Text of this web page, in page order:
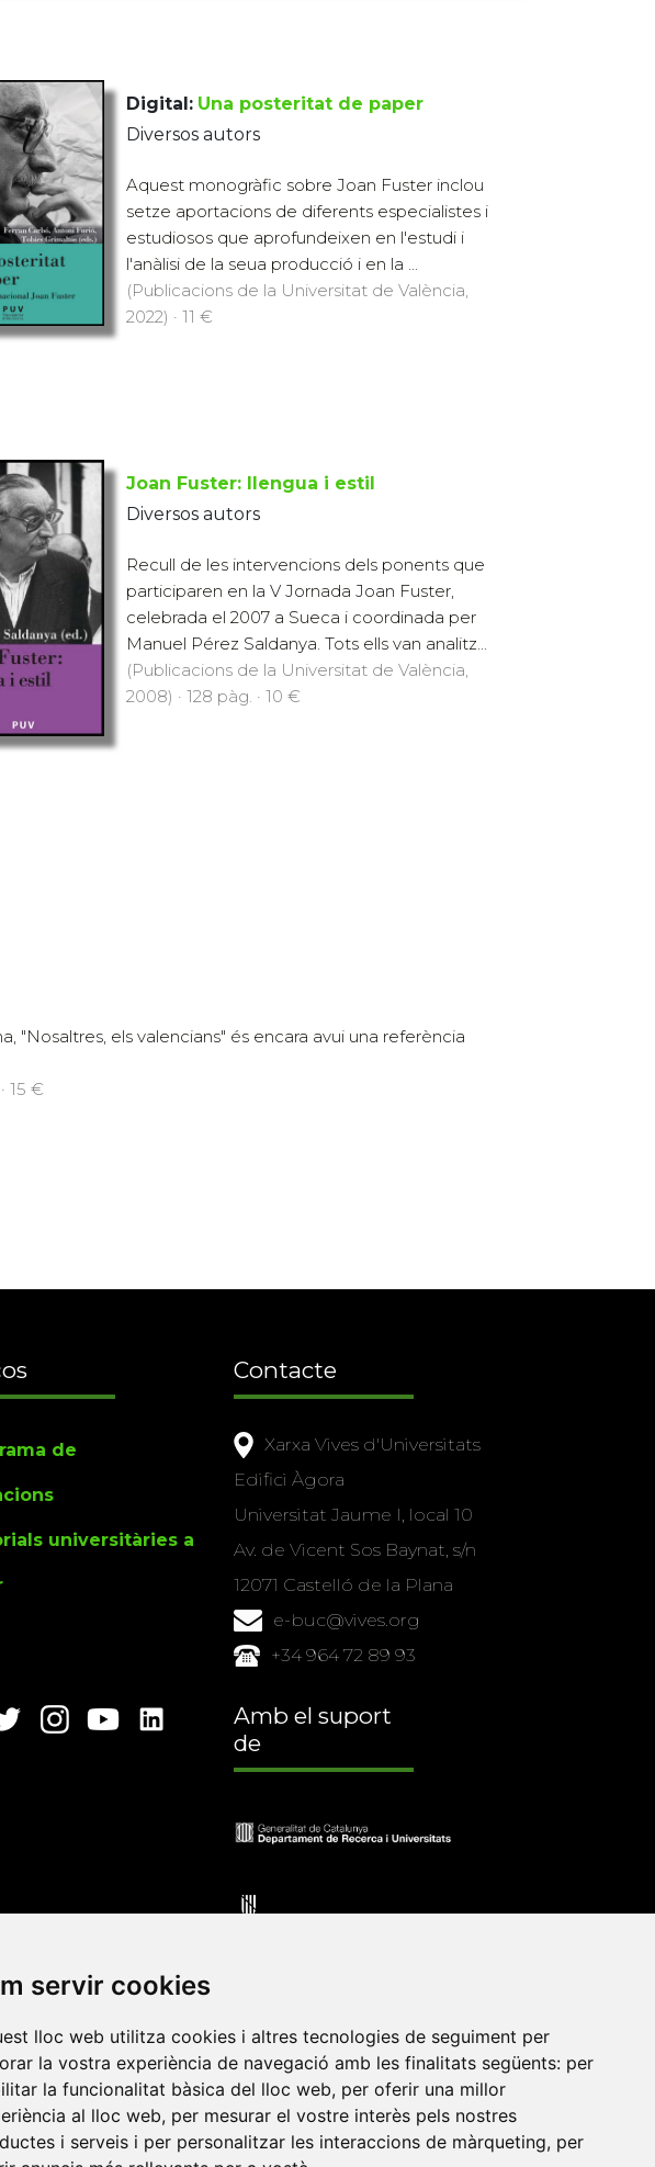
servir cookies
lloc web utilitza cookies i altres tecnologies de seguiment per
la vostra experiència de navegació amb les finalitats següents: per
la funcionalitat bàsica del lloc web, per oferir una millor
al lloc web, per mesurar el vostre interès pels nostres
i serveis i per personalitzar les interaccions de màrqueting, per
Digital: Una posteritat de paper
Diversos autors
Aquest monogràfic sobre Joan Fuster inclou
setze aportacions de diferents especialistes i
estudiosos que aprofundeixen en l'estudi i
l'anàlisi de la seua producció i en la ...
(Publicacions de la Universitat de València,
2022) · 11 €
Joan Fuster: llengua i estil
Diversos autors
Recull de les intervencions dels ponents que
participaren en la V Jornada Joan Fuster,
celebrada el 2007 a Sueca i coordinada per
Manuel Pérez Saldanya. Tots ells van analitz...
(Publicacions de la Universitat de València,
2008) · 128 pàg. · 10 €
els valencians" és encara avui una referència
15 €
de
universitàries a
Contacte
Xarxa Vives d'Universitats
Edifici Àgora
Universitat Jaume I, local 10
Av. de Vicent Sos Baynat, s/n
12071 Castelló de la Plana
e-buc@vives.org
+34 964 72 89 93
Amb el suport
de
de Barcelona•Universitat de Barcelona•Universitat CEU Cardenal
•Universitat Jaume I•Universitat de Lleida•Universitat Miguel
Politècnica de Catalunya•Universitat Politècnica de València•